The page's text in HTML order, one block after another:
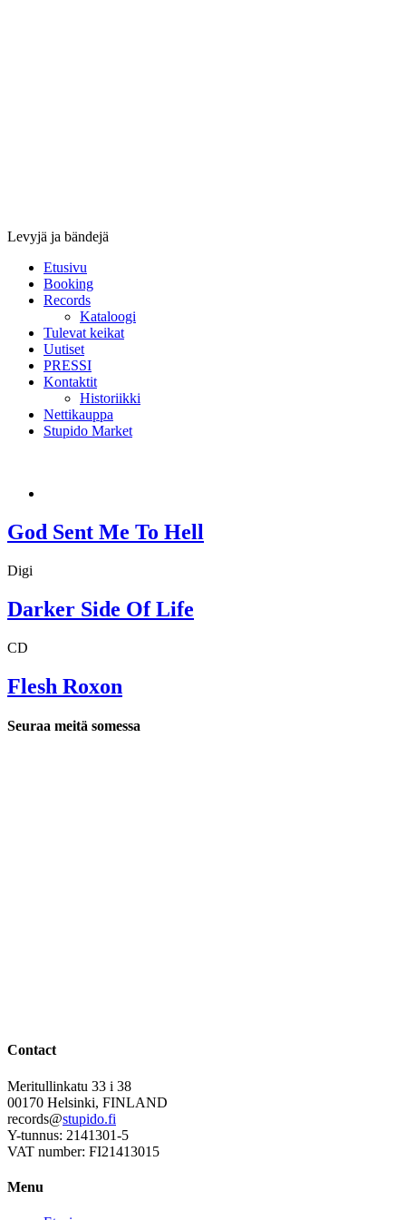
Levyjä ja bändejä
Etusivu
Booking
Records
Kataloogi
Tulevat keikat
Uutiset
PRESSI
Kontaktit
Historiikki
Nettikauppa
Stupido Market
God Sent Me To Hell
Digi
Darker Side Of Life
CD
Flesh Roxon
Seuraa meitä somessa
Contact
Meritullinkatu 33 i 38
00170 Helsinki, FINLAND
records@stupido.fi
Y-tunnus: 2141301-5
VAT number: FI21413015
Menu